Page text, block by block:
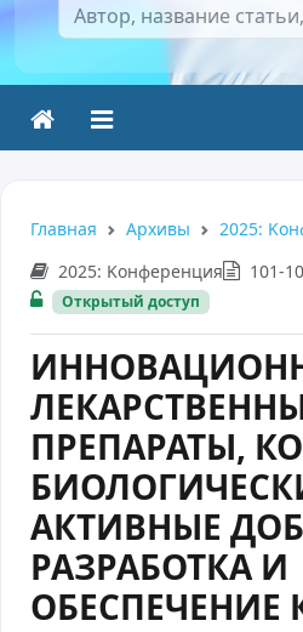
Главная Архивы
2025:
2025: Kонференция
101-
Открытый доступ
ПРЕПАРАТЫ,
АКТИВНЫЕ
РАЗРАБОТКА И
ОБЕСПЕЧЕНИЕ